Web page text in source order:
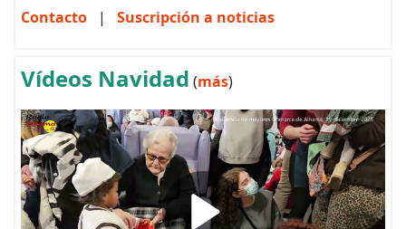
Contacto | Suscripción a noticias
Vídeos Navidad (más)